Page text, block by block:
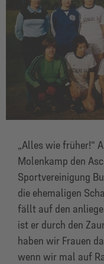
„Alles wie früher!“
Molenkamp den
Sportvereinigung
die ehemaligen
fällt auf den
ist er durch den
haben wir Frauen
wenn wir mal auf